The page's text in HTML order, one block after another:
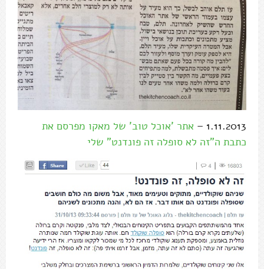
1.11.2013 –
אתר 'אוכל טוב' של מאקו מפרסם את
כתבת ה"זה לא סופלה זה פונדנט" שלי